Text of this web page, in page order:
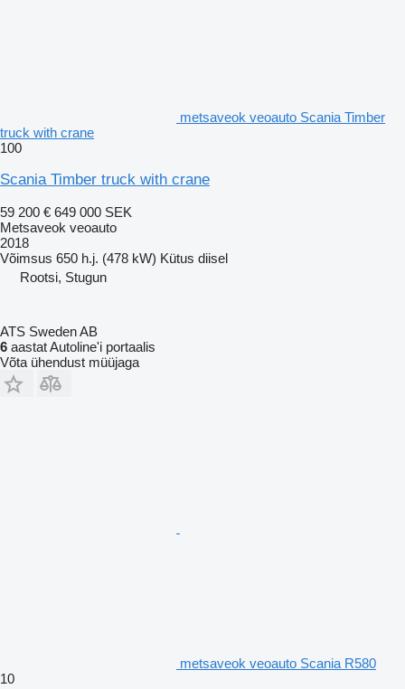
metsaveok veoauto Scania Timber
truck with crane
100
Scania Timber truck with crane
59 200 € 649 000 SEK
Metsaveok veoauto
2018
Võimsus 650 h.j. (478 kW) Kütus diisel
Rootsi, Stugun
ATS Sweden AB
6 aastat Autoline'i portaalis
Võta ühendust müüjaga
metsaveok veoauto Scania R580
10